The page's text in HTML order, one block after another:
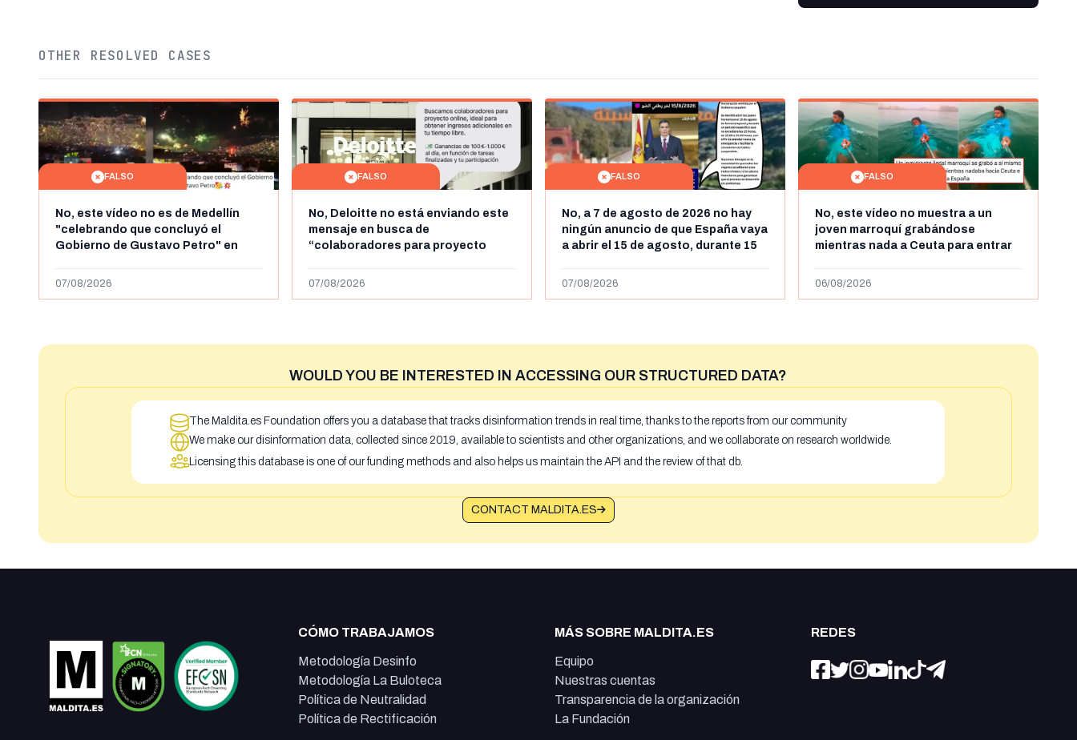
OTHER RESOLVED CASES
FALSO
No, este vídeo no es de Medellín
"celebrando que concluyó el
Gobierno de Gustavo Petro" en
de 2024
07/08/2026
FALSO
No, Deloitte no está enviando este
mensaje en busca de
“colaboradores para proyecto
1.000 euros al día: es un timo
07/08/2026
FALSO
No, a 7 de agosto de 2026 no hay
ningún anuncio de que España vaya
a abrir el 15 de agosto, durante 15
y Ceuta
07/08/2026
FALSO
No, este vídeo no muestra a un
joven marroquí grabándose
mientras nada a Ceuta para entrar
más de 450km de Ceuta y el autor lo
06/08/2026
WOULD YOU BE INTERESTED IN ACCESSING OUR STRUCTURED DATA?
The Maldita.es Foundation offers you a database that tracks disinformation trends in real time, thanks to the reports from our community
We make our disinformation data, collected since 2019, available to scientists and other organizations, and we collaborate on research worldwide.
Licensing this database is one of our funding methods and also helps us maintain the API and the review of that db.
CONTACT MALDITA.ES
CÓMO TRABAJAMOS
Metodología Desinfo
Metodología La Buloteca
Política de Neutralidad
Política de Rectificación
MÁS SOBRE MALDITA.ES
Equipo
Nuestras cuentas
Transparencia de la organización
La Fundación
REDES